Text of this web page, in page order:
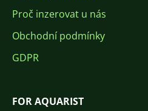
Proč inzerovat u nás
Obchodní podmínky
GDPR
FOR AQUARIST